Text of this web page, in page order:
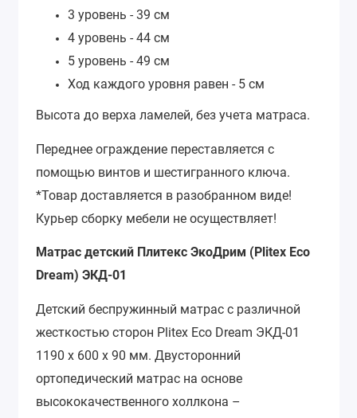
3 уровень - 39 см
4 уровень - 44 см
5 уровень - 49 см
Ход каждого уровня равен - 5 см
Высота до верха ламелей, без учета матраса.
Переднее ограждение переставляется с
помощью винтов и шестигранного ключа.
*Товар доставляется в разобранном виде!
Курьер сборку мебели не осуществляет!
Матрас детский Плитекс ЭкоДрим (Plitex Eco
Dream) ЭКД-01
Детский беспружинный матрас с различной
жесткостью сторон Plitex Eco Dream ЭКД-01
1190 х 600 х 90 мм. Двусторонний
ортопедический матрас на основе
высококачественного холлкона –